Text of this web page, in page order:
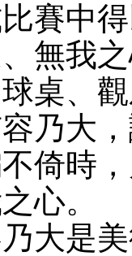
賽中
無我
桌、
乃大
倚時
心。
大是